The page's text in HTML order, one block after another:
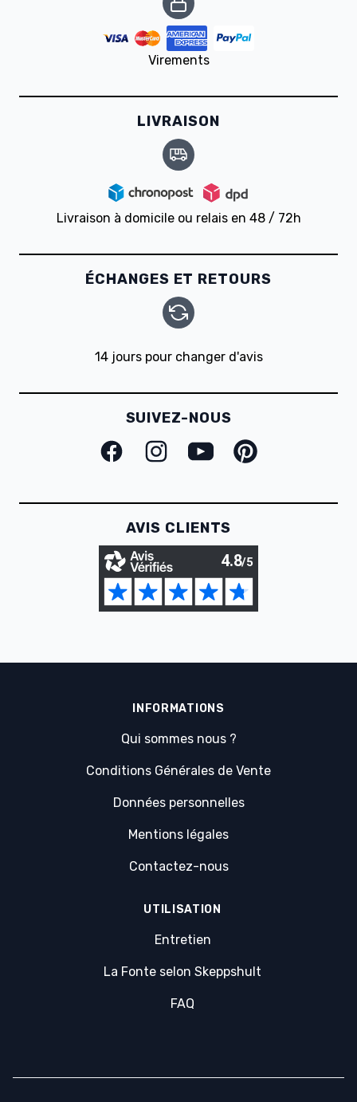
Virements
LIVRAISON
Livraison à domicile ou relais en 48 / 72h
ÉCHANGES ET RETOURS
14 jours pour changer d'avis
SUIVEZ-NOUS
FacebookInstagramYoutubePinterest
AVIS CLIENTS
INFORMATIONS
Qui sommes nous ?
Conditions Générales de Vente
Données personnelles
Mentions légales
Contactez-nous
UTILISATION
Entretien
La Fonte selon Skeppshult
FAQ